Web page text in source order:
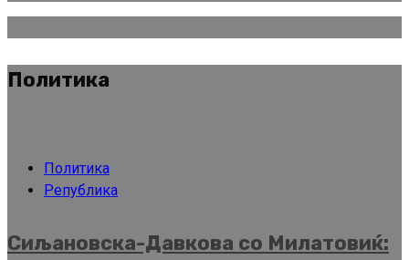
Политика
Политика
Република
Сиљановска-Давкова со Милатовиќ: